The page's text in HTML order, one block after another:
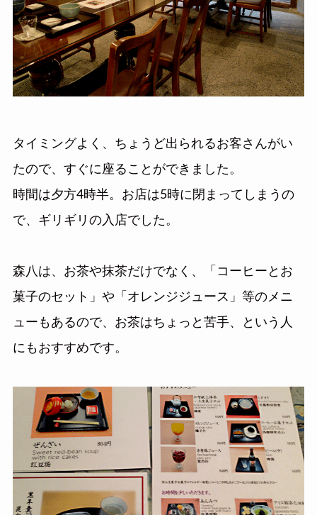
タイミングよく、ちょうど出られるお客さんがい
たので、すぐに座ることができました。
時間は夕方4時半。お店は5時に閉まってしまうの
で、ギリギリの入店でした。
森八は、お茶や抹茶だけでなく、「コーヒーとお
菓子のセット」や「オレンジジュース」等のメニ
ューもあるので、お茶はちょっと苦手、という人
にもおすすめです。